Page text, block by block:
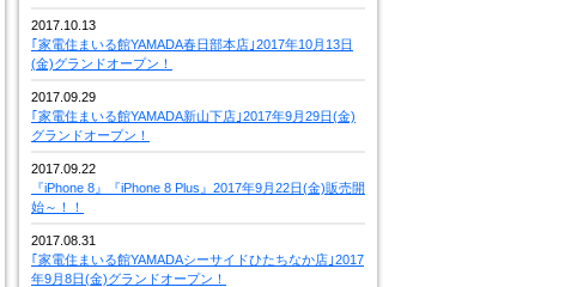
2017.10.13
｢家電住まいる館YAMADA春日部本店｣2017年10月13日
(金)グランドオープン！
2017.09.29
｢家電住まいる館YAMADA新山下店｣2017年9月29日(金)
グランドオープン！
2017.09.22
『iPhone 8』『iPhone 8 Plus』2017年9月22日(金)販売開
始～！！
2017.08.31
｢家電住まいる館YAMADAシーサイドひたちなか店｣2017
年9月8日(金)グランドオープン！